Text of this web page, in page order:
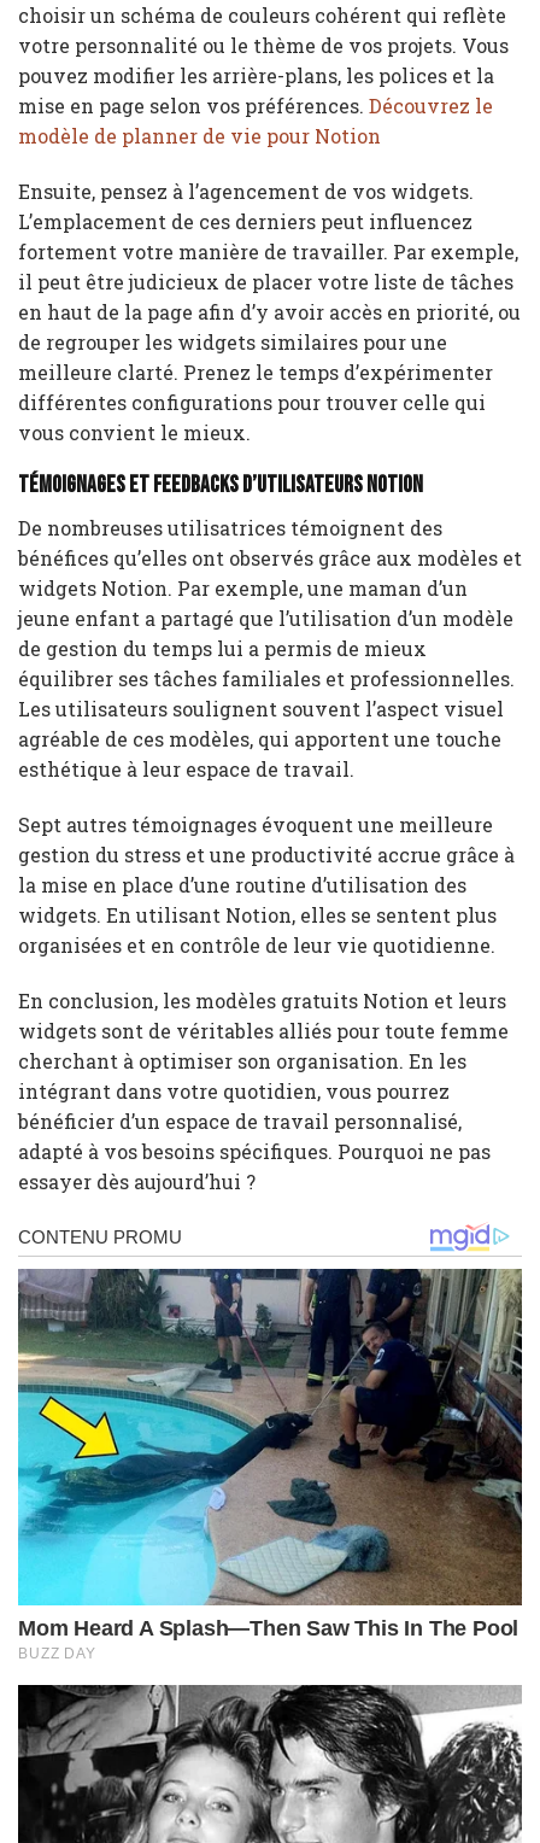
choisir un schéma de couleurs cohérent qui reflète
votre personnalité ou le thème de vos projets. Vous
pouvez modifier les arrière-plans, les polices et la
mise en page selon vos préférences. Découvrez le
modèle de planner de vie pour Notion
Ensuite, pensez à l’agencement de vos widgets.
L’emplacement de ces derniers peut influencez
fortement votre manière de travailler. Par exemple,
il peut être judicieux de placer votre liste de tâches
en haut de la page afin d’y avoir accès en priorité, ou
de regrouper les widgets similaires pour une
meilleure clarté. Prenez le temps d’expérimenter
différentes configurations pour trouver celle qui
vous convient le mieux.
Témoignages et feedbacks d’utilisateurs Notion
De nombreuses utilisatrices témoignent des
bénéfices qu’elles ont observés grâce aux modèles et
widgets Notion. Par exemple, une maman d’un
jeune enfant a partagé que l’utilisation d’un modèle
de gestion du temps lui a permis de mieux
équilibrer ses tâches familiales et professionnelles.
Les utilisateurs soulignent souvent l’aspect visuel
agréable de ces modèles, qui apportent une touche
esthétique à leur espace de travail.
Sept autres témoignages évoquent une meilleure
gestion du stress et une productivité accrue grâce à
la mise en place d’une routine d’utilisation des
widgets. En utilisant Notion, elles se sentent plus
organisées et en contrôle de leur vie quotidienne.
En conclusion, les modèles gratuits Notion et leurs
widgets sont de véritables alliés pour toute femme
cherchant à optimiser son organisation. En les
intégrant dans votre quotidien, vous pourrez
bénéficier d’un espace de travail personnalisé,
adapté à vos besoins spécifiques. Pourquoi ne pas
essayer dès aujourd’hui ?